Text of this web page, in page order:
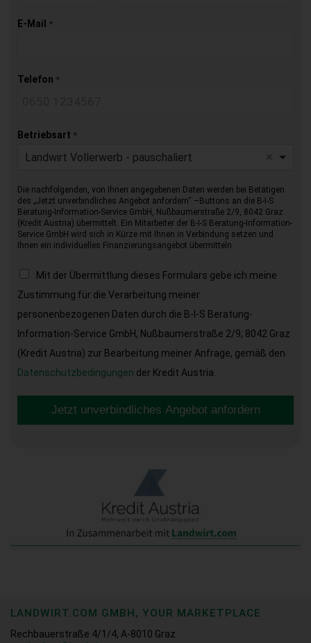
E-Mail *
Telefon *
Betriebsart *
Landwirt Vollerwerb - pauschaliert
Die nachfolgenden, von Ihnen angegebenen Daten werden bei Betätigen
des „Jetzt unverbindliches Angebot anfordern“ –Buttons an die B-I-S
Beratung-Information-Service GmbH, Nußbaumerstraße 2/9, 8042 Graz
(Kredit Austria) übermittelt. Ein Mitarbeiter der B-I-S Beratung-Information-
Service GmbH wird sich in Kürze mit Ihnen in Verbindung setzen und
Ihnen ein individuelles Finanzierungsangebot übermitteln.
Mit der Übermittlung dieses Formulars gebe ich meine
Zustimmung für die Verarbeitung meiner
personenbezogenen Daten durch die B-I-S Beratung-
Information-Service GmbH, Nußbaumerstraße 2/9, 8042 Graz
(Kredit Austria) zur Bearbeitung meiner Anfrage, gemäß den
Datenschutzbedingungen der Kredit Austria.
Jetzt unverbindliches Angebot anfordern
LANDWIRT.COM GMBH, YOUR MARKETPLACE
Rechbauerstraße 4/1/4, A-8010 Graz